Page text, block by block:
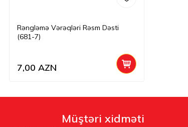
Rəngləmə Vərəqləri Rəsm Dəsti
(681-7)
7,00 AZN
Müştəri xidməti